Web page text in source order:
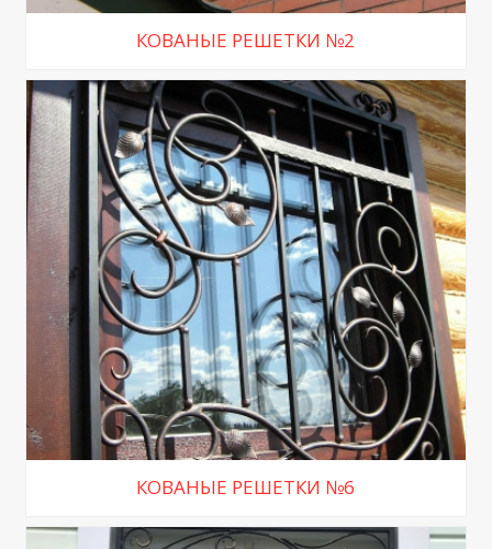
КОВАНЫЕ РЕШЕТКИ №2
КОВАНЫЕ РЕШЕТКИ №6